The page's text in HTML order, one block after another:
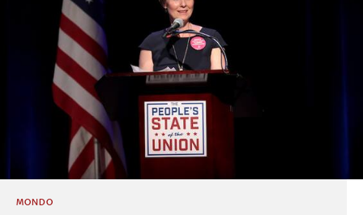
MONDO